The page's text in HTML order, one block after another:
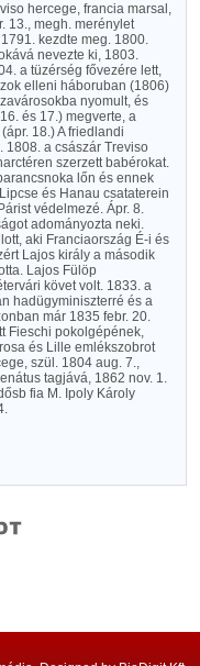
hercege, francia marsal,
13., megh. merénylet
kezdte meg. 1800.
nevezte ki, 1803.
a tüzérség fővezére lett,
elleni háboruban (1806)
nyomult, és
és 17.) megverte, a
18.) A friedlandi
1808. a császár Treviso
szerzett babérokat.
lőn és ennek
és Hanau csataterein
védelmezé. Ápr. 8.
adományozta neki.
aki Franciaország É-i és
Lajos király a második
Lajos Fülöp
követ volt. 1833. a
hadügyminiszterré és a
már 1835 febr. 20.
Fieschi pokolgépének,
és Lille emlékszobrot
szül. 1804 aug. 7.,
tagjává, 1862 nov. 1.
fia M. Ipoly Károly